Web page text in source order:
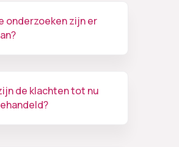
onderzoeken zijn er
de klachten tot nu